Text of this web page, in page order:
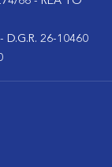
- D.G.R. 26-10460